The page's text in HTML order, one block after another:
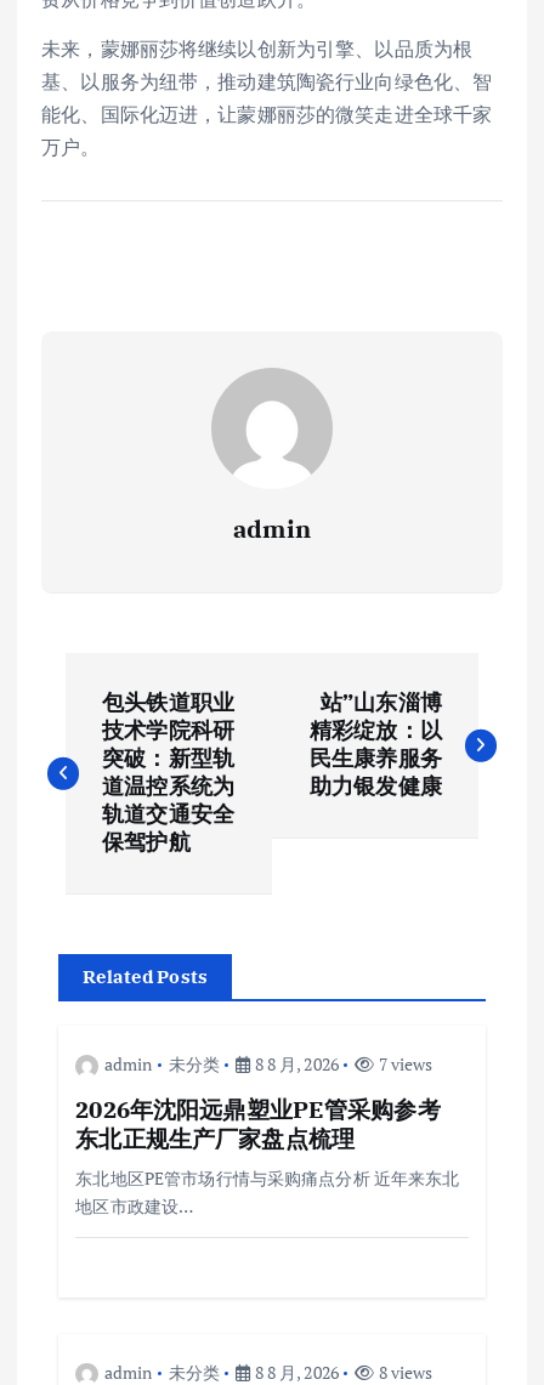
未来，蒙娜丽莎将继续以创新为引擎、以品质为根
基、以服务为纽带，推动建筑陶瓷行业向绿色化、智
能化、国际化迈进，让蒙娜丽莎的微笑走进全球千家
万户。
admin
章
导
包头铁道职业
技术学院科研
突破：新型轨
道温控系统为
轨道交通安全
保驾护航
站”山东淄博
精彩绽放：以
民生康养服务
助力银发健康‌
Related Posts
admin 未分类 8 8 月, 2026 7 views
2026年沈阳远鼎塑业PE管采购参考
东北正规生产厂家盘点梳理
东北地区PE管市场行情与采购痛点分析 近年来东北
地区市政建设…
admin 未分类 8 8 月, 2026 8 views